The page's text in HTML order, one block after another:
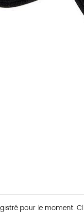
pour le moment.